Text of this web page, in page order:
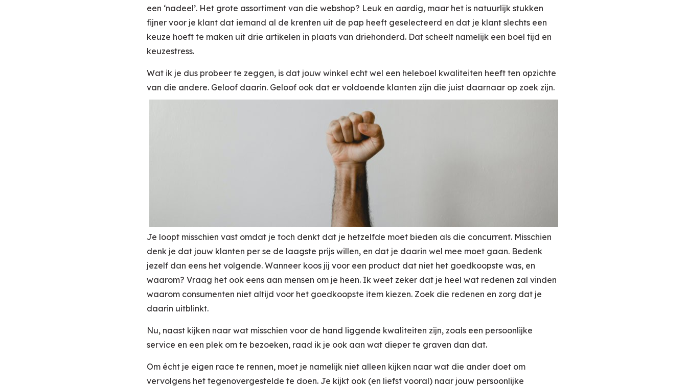
een ‘nadeel’. Het grote assortiment van die webshop? Leuk en aardig, maar het is natuurlijk stukken
fijner voor je klant dat iemand al de krenten uit de pap heeft geselecteerd en dat je klant slechts een
keuze hoeft te maken uit drie artikelen in plaats van driehonderd. Dat scheelt namelijk een boel tijd en
keuzestress.
Wat ik je dus probeer te zeggen, is dat jouw winkel echt wel een heleboel kwaliteiten heeft ten opzichte
van die andere. Geloof daarin. Geloof ook dat er voldoende klanten zijn die juist daarnaar op zoek zijn.
Je loopt misschien vast omdat je toch denkt dat je hetzelfde moet bieden als die concurrent. Misschien
denk je dat jouw klanten per se de laagste prijs willen, en dat je daarin wel mee moet gaan. Bedenk
jezelf dan eens het volgende. Wanneer koos jij voor een product dat niet het goedkoopste was, en
waarom? Vraag het ook eens aan mensen om je heen. Ik weet zeker dat je heel wat redenen zal vinden
waarom consumenten niet altijd voor het goedkoopste item kiezen. Zoek die redenen en zorg dat je
daarin uitblinkt.
Nu, naast kijken naar wat misschien voor de hand liggende kwaliteiten zijn, zoals een persoonlijke
service en een plek om te bezoeken, raad ik je ook aan wat dieper te graven dan dat.
Om écht je eigen race te rennen, moet je namelijk niet alleen kijken naar wat die ander doet om
vervolgens het tegenovergestelde te doen. Je kijkt ook (en liefst vooral) naar jouw persoonlijke